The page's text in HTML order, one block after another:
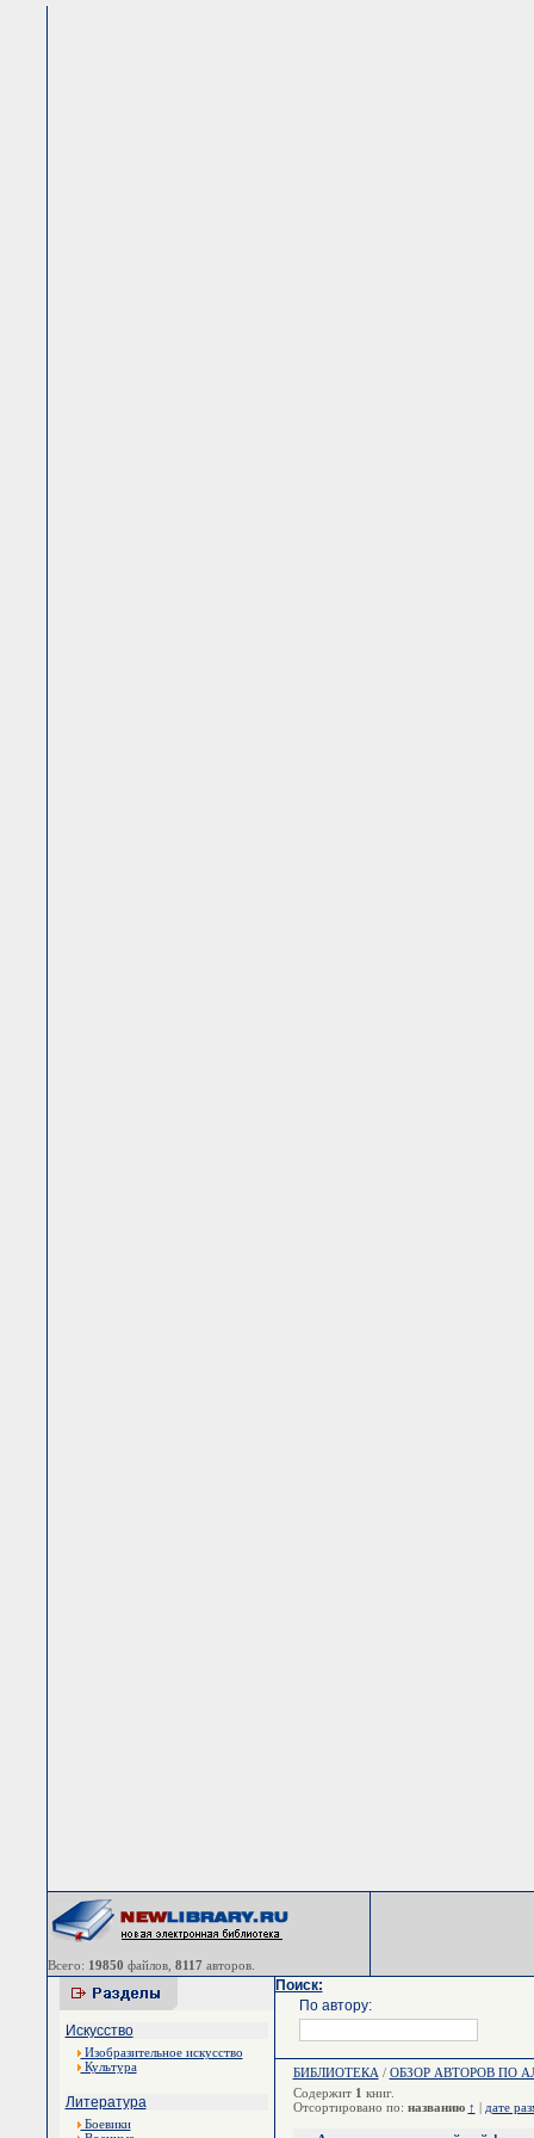
Всего: 19850 файлов, 8117 авторов.
Искусство
Изобразительное искусство
Культура
Литература
Боевики
Поиск:
По автору:
БИБЛИОТЕКА / ОБЗОР АВТОРОВ ПО
Содержит 1 книг.
Отсортировано по: названию ↑ | дате